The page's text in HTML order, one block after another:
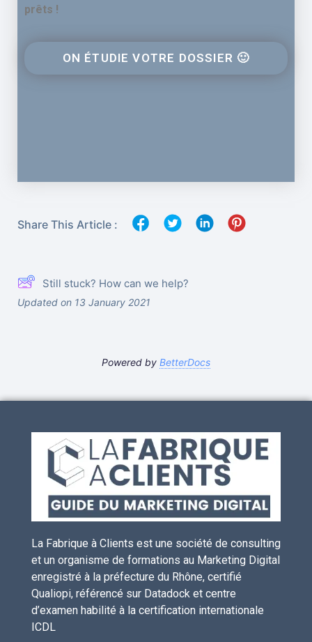
prêts !
ON ÉTUDIE VOTRE DOSSIER 🙂
Share This Article :
Still stuck? How can we help?
Updated on 13 January 2021
Powered by BetterDocs
La Fabrique à Clients est une société de consulting
et un organisme de formations au Marketing Digital
enregistré à la préfecture du Rhône, certifié
Qualiopi, référencé sur Datadock et centre
d’examen habilité à la certification internationale
ICDL